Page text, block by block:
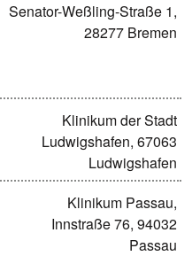
Senator-Weßling-Straße 1,
28277 Bremen
Klinikum der Stadt
Ludwigshafen, 67063
Ludwigshafen
Klinikum Passau,
Innstraße 76, 94032
Passau